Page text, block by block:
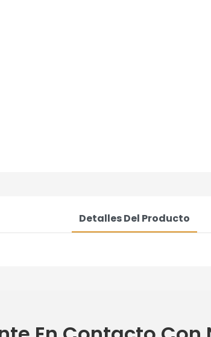
Detalles Del Producto